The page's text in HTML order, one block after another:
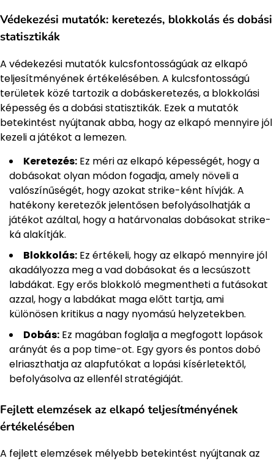
Védekezési mutatók: keretezés, blokkolás és dobási
statisztikák
A védekezési mutatók kulcsfontosságúak az elkapó
teljesítményének értékelésében. A kulcsfontosságú
területek közé tartozik a dobáskeretezés, a blokkolási
képesség és a dobási statisztikák. Ezek a mutatók
betekintést nyújtanak abba, hogy az elkapó mennyire jól
kezeli a játékot a lemezen.
Keretezés: Ez méri az elkapó képességét, hogy a
dobásokat olyan módon fogadja, amely növeli a
valószínűségét, hogy azokat strike-ként hívják. A
hatékony keretezők jelentősen befolyásolhatják a
játékot azáltal, hogy a határvonalas dobásokat strike-
ká alakítják.
Blokkolás: Ez értékeli, hogy az elkapó mennyire jól
akadályozza meg a vad dobásokat és a lecsúszott
labdákat. Egy erős blokkoló megmentheti a futásokat
azzal, hogy a labdákat maga előtt tartja, ami
különösen kritikus a nagy nyomású helyzetekben.
Dobás: Ez magában foglalja a megfogott lopások
arányát és a pop time-ot. Egy gyors és pontos dobó
elriaszthatja az alapfutókat a lopási kísérletektől,
befolyásolva az ellenfél stratégiáját.
Fejlett elemzések az elkapó teljesítményének
értékelésében
A fejlett elemzések mélyebb betekintést nyújtanak az